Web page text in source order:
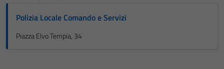
Polizia Locale Comando e Servizi
Piazza Elvo Tempia, 34